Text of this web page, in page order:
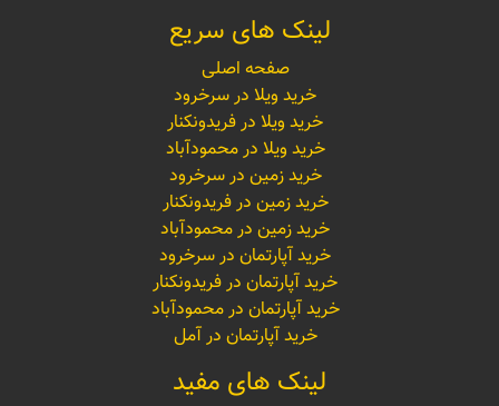
لینک های سریع
صفحه اصلی
خرید ویلا در سرخرود
خرید ویلا در فریدونکنار
خرید ویلا در محمودآباد
خرید زمین در سرخرود
خرید زمین در فریدونکنار
خرید زمین در محمودآباد
خرید آپارتمان در سرخرود
خرید آپارتمان در فریدونکنار
خرید آپارتمان در محمودآباد
خرید آپارتمان در آمل
لینک های مفید